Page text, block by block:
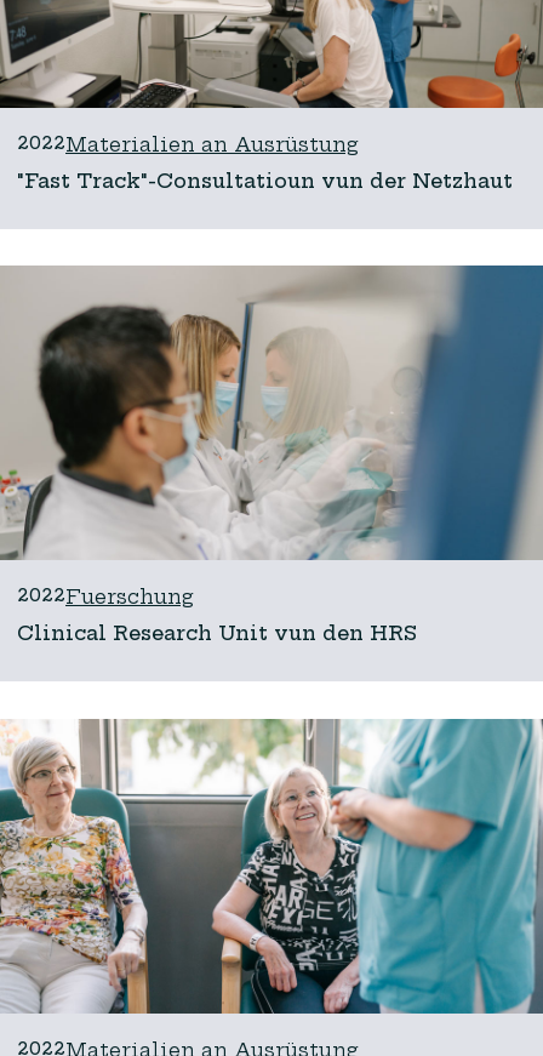
2022Materialien an Ausrüstung
"Fast Track"-Consultatioun vun der Netzhaut
2022Fuerschung
Clinical Research Unit vun den HRS
2022Materialien an Ausrüstung